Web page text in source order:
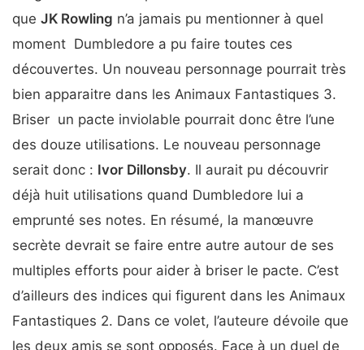
que JK Rowling n’a jamais pu mentionner à quel
moment Dumbledore a pu faire toutes ces
découvertes. Un nouveau personnage pourrait très
bien apparaitre dans les Animaux Fantastiques 3.
Briser un pacte inviolable pourrait donc être l’une
des douze utilisations. Le nouveau personnage
serait donc : Ivor Dillonsby. Il aurait pu découvrir
déjà huit utilisations quand Dumbledore lui a
emprunté ses notes. En résumé, la manœuvre
secrète devrait se faire entre autre autour de ses
multiples efforts pour aider à briser le pacte. C’est
d’ailleurs des indices qui figurent dans les Animaux
Fantastiques 2. Dans ce volet, l’auteure dévoile que
les deux amis se sont opposés. Face à un duel de